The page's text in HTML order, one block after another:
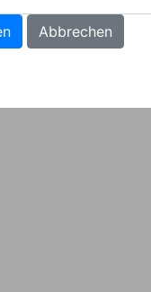
Abbrechen